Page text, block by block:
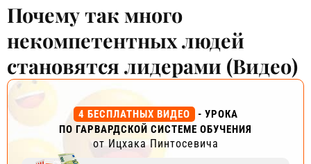
Почему так много
некомпетентных людей
становятся лидерами (Видео)
4 БЕСПЛАТНЫХ ВИДЕО
- УРОКА
ПО ГАРВАРДСКОЙ СИСТЕМЕ ОБУЧЕНИЯ
от Ицхака Пинтосевича